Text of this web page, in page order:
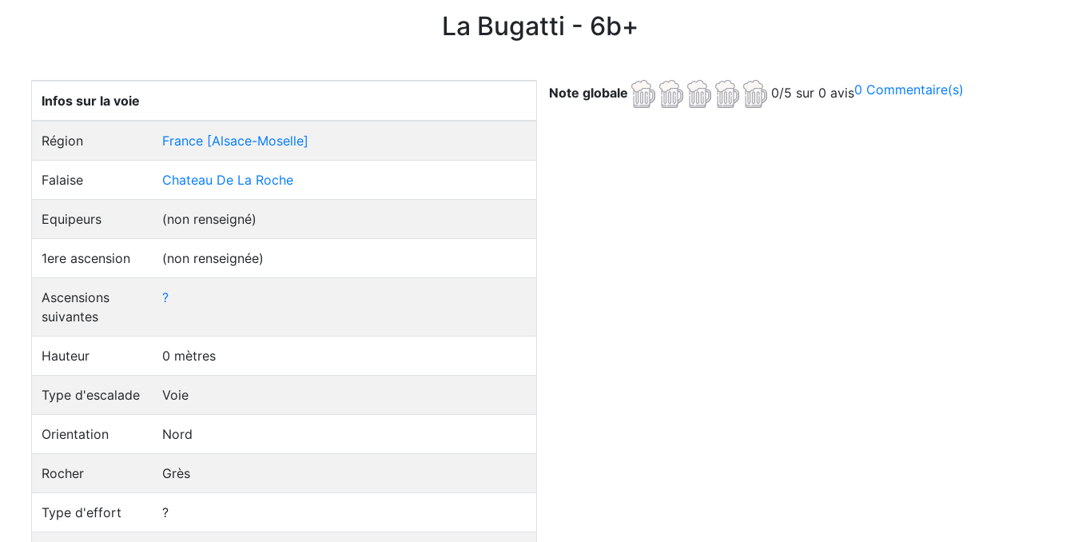
La Bugatti - 6b+
Infos sur la voie
Région France [Alsace-Moselle]
Falaise Chateau De La Roche
Equipeurs (non renseigné)
1ere ascension (non renseignée)
Ascensions
suivantes
?
Hauteur 0 mètres
Type d'escalade Voie
Orientation Nord
Rocher Grès
Type d'effort ?
0 Commentaire(s)
Note globale 0/5 sur 0 avis